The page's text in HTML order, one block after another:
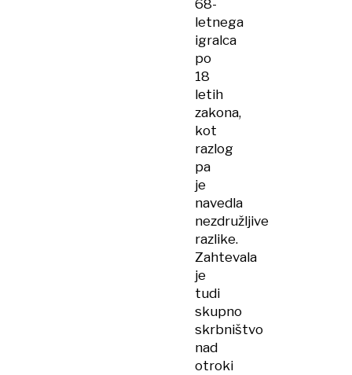
68-
letnega
igralca
po
18
letih
zakona,
kot
razlog
pa
je
navedla
nezdružljive
razlike.
Zahtevala
je
tudi
skupno
skrbništvo
nad
otroki